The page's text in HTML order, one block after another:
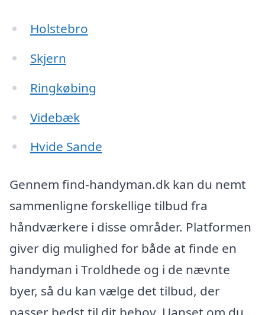
Holstebro
Skjern
Ringkøbing
Videbæk
Hvide Sande
Gennem find-handyman.dk kan du nemt
sammenligne forskellige tilbud fra
håndværkere i disse områder. Platformen
giver dig mulighed for både at finde en
handyman i Troldhede og i de nævnte
byer, så du kan vælge det tilbud, der